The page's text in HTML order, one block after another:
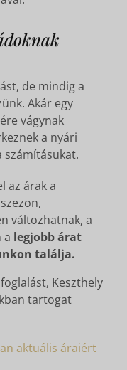
de mindig a
Akár egy
vágynak
a nyári
számításukat.
az árak a
változhatnak, a
a legjobb árat
találja.
Keszthely
tartogat
aktuális áraiért